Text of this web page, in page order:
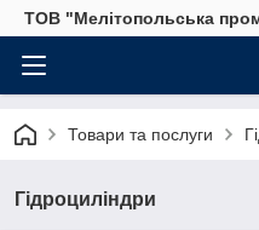
ТОВ "Мелітопольська
Товари та послуги
Гідроциліндри